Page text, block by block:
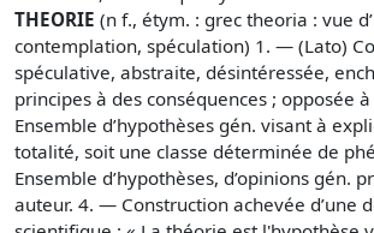
THEORIE (n f., étym. : grec theoria : vue
contemplation, spéculation) 1. — (Lato)
spéculative, abstraite, désintéressée,
principes à des conséquences ; opposée
Ensemble d’hypothèses gén. visant à
totalité, soit une classe déterminée de
Ensemble d’hypothèses, d’opinions gén.
auteur. 4. — Construction achevée d’une